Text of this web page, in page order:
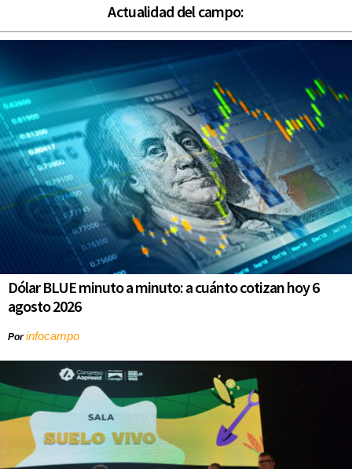
Actualidad del campo:
Dólar BLUE minuto a minuto: a cuánto cotizan hoy 6
agosto 2026
Porinfocampo